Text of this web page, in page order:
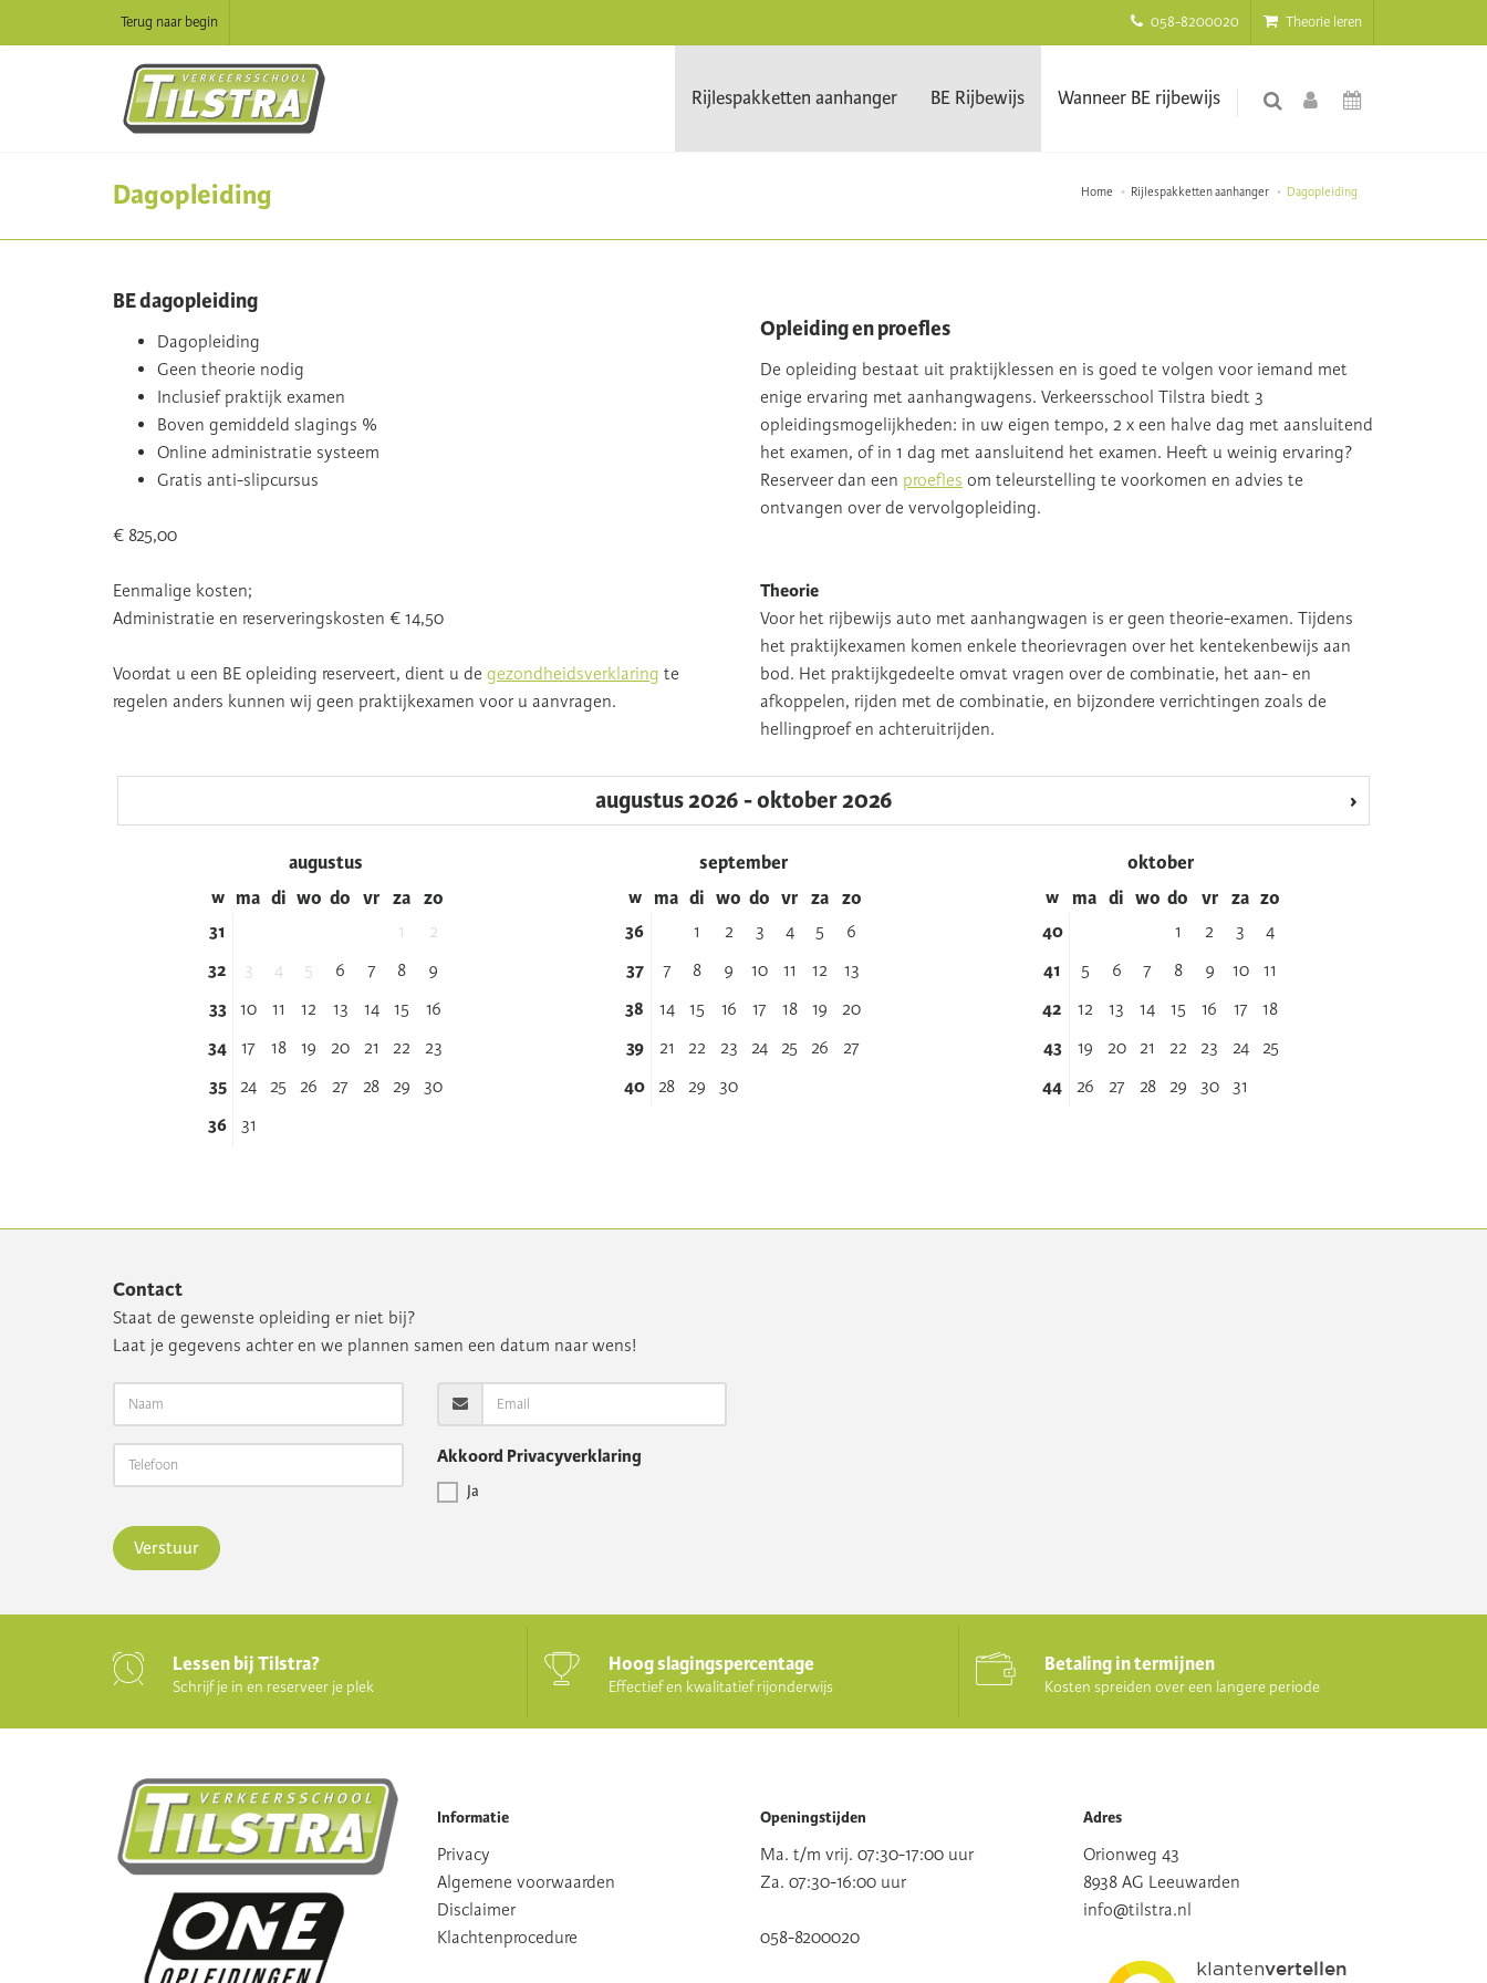
058-8200020 Theorie leren
Terug naar begin
Rijlespakketten aanhanger BE Rijbewijs Wanneer BE rijbewijs
Home Rijlespakketten aanhanger Dagopleiding
Dagopleiding
BE dagopleiding
Dagopleiding
Geen theorie nodig
Inclusief praktijk examen
Boven gemiddeld slagings %
Online administratie systeem
Gratis anti-slipcursus
€ 825,00
Eenmalige kosten;
Administratie en reserveringskosten € 14,50
Voordat u een BE opleiding reserveert, dient u de gezondheidsverklaring te
regelen anders kunnen wij geen praktijkexamen voor u aanvragen.
Opleiding en proefles
De opleiding bestaat uit praktijklessen en is goed te volgen voor iemand met
enige ervaring met aanhangwagens. Verkeersschool Tilstra biedt 3
opleidingsmogelijkheden: in uw eigen tempo, 2 x een halve dag met aansluitend
het examen, of in 1 dag met aansluitend het examen. Heeft u weinig ervaring?
Reserveer dan een proefles om teleurstelling te voorkomen en advies te
ontvangen over de vervolgopleiding.
Theorie
Voor het rijbewijs auto met aanhangwagen is er geen theorie-examen. Tijdens
het praktijkexamen komen enkele theorievragen over het kentekenbewijs aan
bod. Het praktijkgedeelte omvat vragen over de combinatie, het aan- en
afkoppelen, rijden met de combinatie, en bijzondere verrichtingen zoals de
hellingproef en achteruitrijden.
augustus 2026 - oktober 2026 ›
augustus
w ma di wo do vr za zo
31 1
2
32
3 4 5 6 7 8
9
33
10 11 12 13 14 15
16
34
17 18 19 20 21 22
23
35
24 25 26 27 28 29
30
36
31
september
w ma di wo do vr za zo
36 1 2 3 4 5
6
37
7 8 9 10 11 12
13
38
14 15 16 17 18 19
20
39
21 22 23 24 25 26
27
40
28 29 30
oktober
w ma di wo do vr za zo
40 1 2 3
4
41
5 6 7 8 9 10
11
42
12 13 14 15 16 17
18
43
19 20 21 22 23 24
25
44
26 27 28 29 30 31
Contact
Staat de gewenste opleiding er niet bij?
Laat je gegevens achter en we plannen samen een datum naar wens!
Akkoord Privacyverklaring
Ja
Verstuur
Lessen bij Tilstra?
Schrijf je in en reserveer je plek
Hoog slagingspercentage
Effectief en kwalitatief rijonderwijs
Betaling in termijnen
Kosten spreiden over een langere periode
Informatie
Privacy
Algemene voorwaarden
Disclaimer
Klachtenprocedure
Openingstijden
Ma. t/m vrij. 07:30-17:00 uur
Za. 07:30-16:00 uur
058-8200020
Adres
Orionweg 43
8938 AG Leeuwarden
info@tilstra.nl